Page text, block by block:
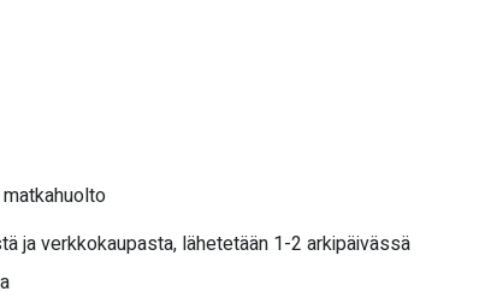
ja verkkokaupasta, lähetetään 1-2 arkipäivässä